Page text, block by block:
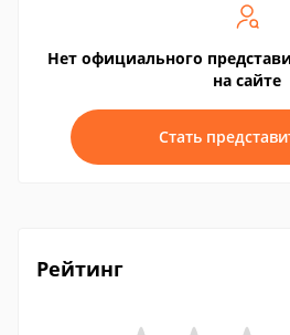
Нет официального
на сайте
Стать
Рейтинг